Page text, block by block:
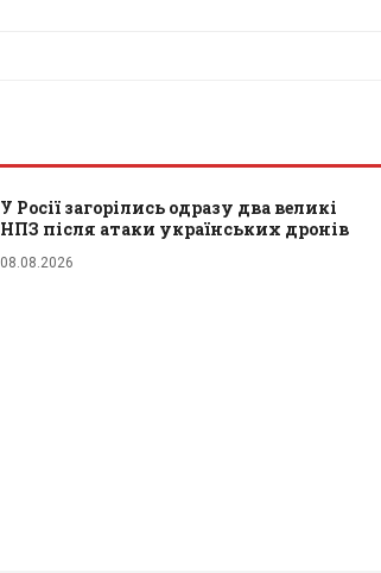
У Росії загорілись одразу два великі
НПЗ після атаки українських дронів
08.08.2026